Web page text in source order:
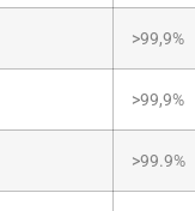
>99,9%
>99,9%
>99.9%